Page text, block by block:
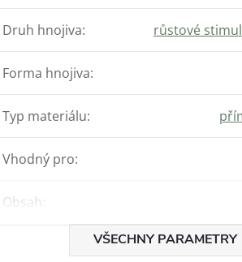
Druh hnojiva: růstové
Forma hnojiva:
Typ materiálu:
Vhodný pro:
Obsah:
VŠECHNY PARAMETRY